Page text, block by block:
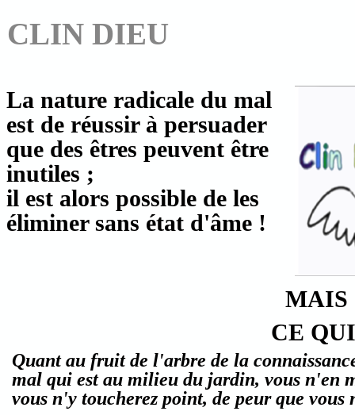
CLIN DIEU
La nature radicale du mal
est de réussir à persuader
que des êtres peuvent être
inutiles ;
il est alors possible de les
éliminer sans état d'âme !
Quant au fruit de l'arbre de la
mal qui est au milieu du jardin, vous n'en
vous n'y toucherez point, de peur que vous
MAIS
CE